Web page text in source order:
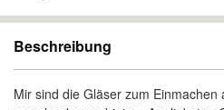
Beschreibung
Mir sind die Gläser zum